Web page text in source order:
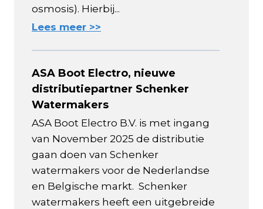
osmosis). Hierbij...
Lees meer >>
ASA Boot Electro, nieuwe
distributiepartner Schenker
Watermakers
ASA Boot Electro B.V. is met ingang
van November 2025 de distributie
gaan doen van Schenker
watermakers voor de Nederlandse
en Belgische markt. Schenker
watermakers heeft een uitgebreide